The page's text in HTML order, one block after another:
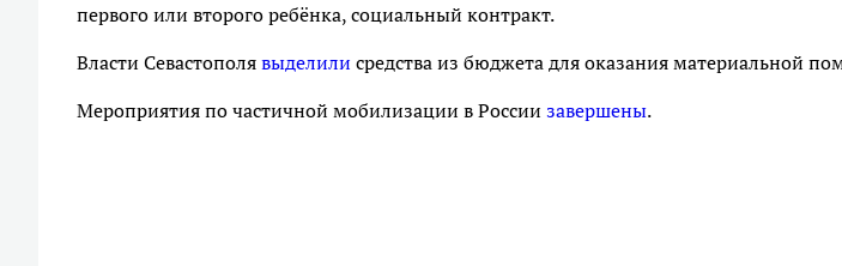
первого или второго ребёнка, социальный контракт.
Власти Севастополявыделили средства из бюджета для оказания материальной
Мероприятия по частичной мобилизации в России завершены.